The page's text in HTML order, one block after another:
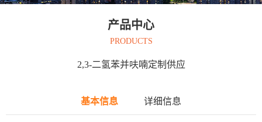
产品中心
PRODUCTS
2,3-二氢苯并呋喃定制供应
基本信息 详细信息